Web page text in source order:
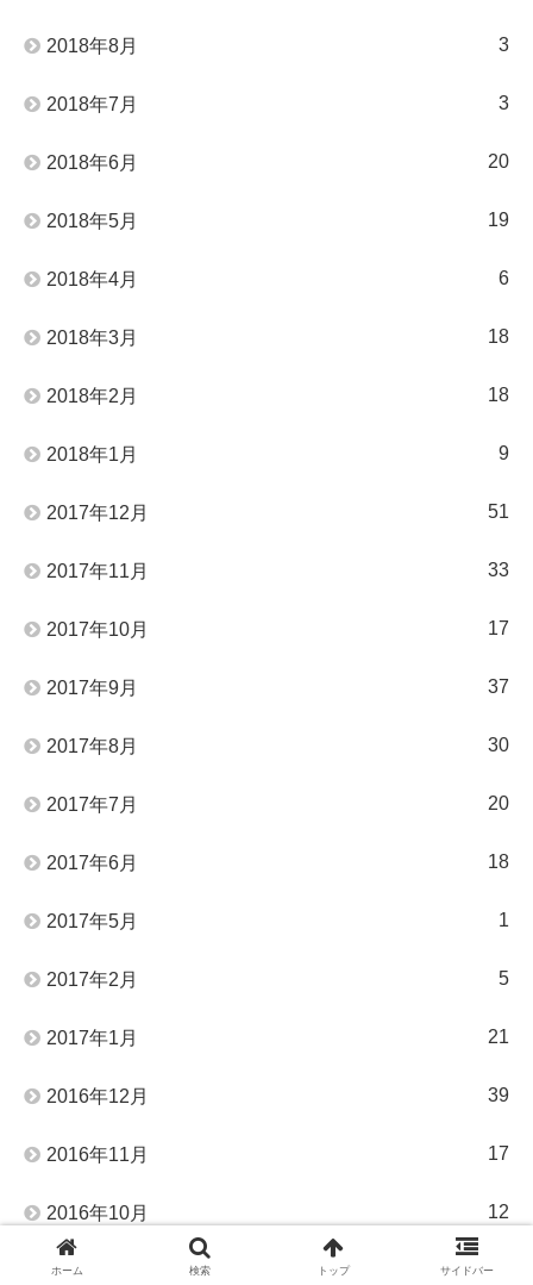
2018年8月 3
2018年7月 3
2018年6月 20
2018年5月 19
2018年4月 6
2018年3月 18
2018年2月 18
2018年1月 9
2017年12月 51
2017年11月 33
2017年10月 17
2017年9月 37
2017年8月 30
2017年7月 20
2017年6月 18
2017年5月 1
2017年2月 5
2017年1月 21
2016年12月 39
2016年11月 17
2016年10月 12
2016年9月 13
ホーム 検索 トップ サイドバー